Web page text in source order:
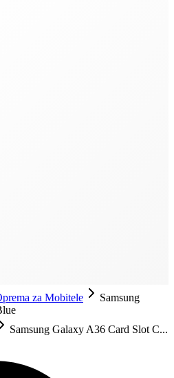
za Mobitele
Samsung
Samsung Galaxy A36 Card Slot C...